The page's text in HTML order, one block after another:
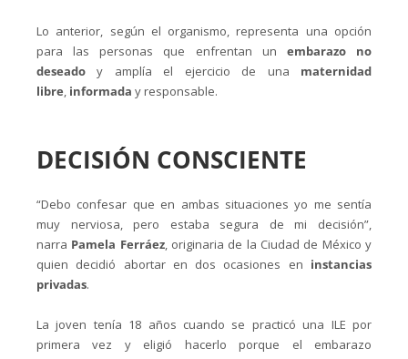
Lo anterior, según el organismo, representa una opción
para las personas que enfrentan un embarazo no
deseado y amplía el ejercicio de una maternidad
libre informada y responsable.
DECISIÓN CONSCIENTE
“Debo confesar que en ambas situaciones yo me sentía
muy nerviosa, pero estaba segura de mi decisión”,
narra Pamela Ferráez, originaria de la Ciudad de México y
quien decidió abortar en dos ocasiones en instancias
privadas.
La joven tenía 18 años cuando se practicó una ILE por
primera vez y eligió hacerlo porque el embarazo